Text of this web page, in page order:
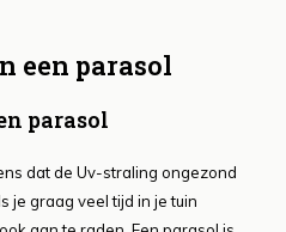
een parasol
parasol
dat de Uv-straling ongezond
je graag veel tijd in je tuin